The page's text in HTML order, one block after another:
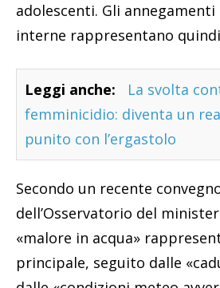
adolescenti. Gli annegamenti
interne rappresentano
Leggi anche:
La svolta
femminicidio: diventa un
punito con l’ergastolo
Secondo un recente
dell’Osservatorio del
«malore in acqua»
principale, seguito dalle